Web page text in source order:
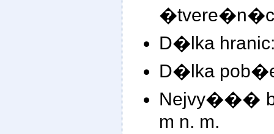
D�lka
D�lka
Nejvy���
m n. m.